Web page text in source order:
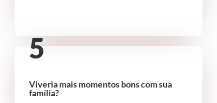
5
Viveria mais momentos bons com sua
família?